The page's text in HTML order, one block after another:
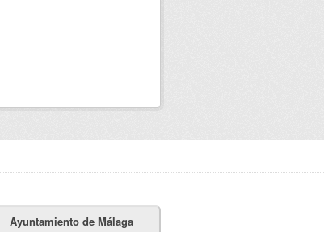
Ayuntamiento de Málaga